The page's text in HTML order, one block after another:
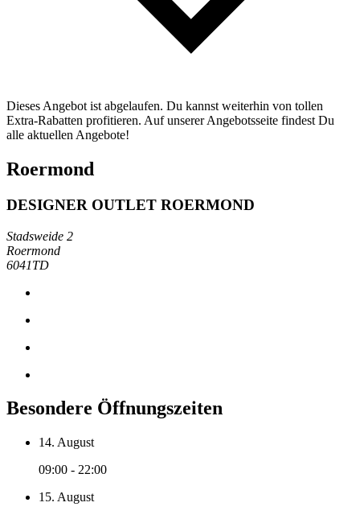
Dieses Angebot ist abgelaufen. Du kannst weiterhin von tollen
Extra-Rabatten profitieren. Auf unserer Angebotsseite findest Du
alle aktuellen Angebote!
Roermond
DESIGNER OUTLET ROERMOND
Stadsweide 2
Roermond
6041TD
Besondere Öffnungszeiten
14. August
09:00 - 22:00
15. August